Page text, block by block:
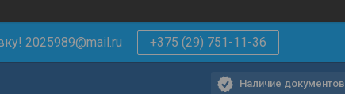
2025989@mail.ru +375 (29) 751-11-36
Наличие документов